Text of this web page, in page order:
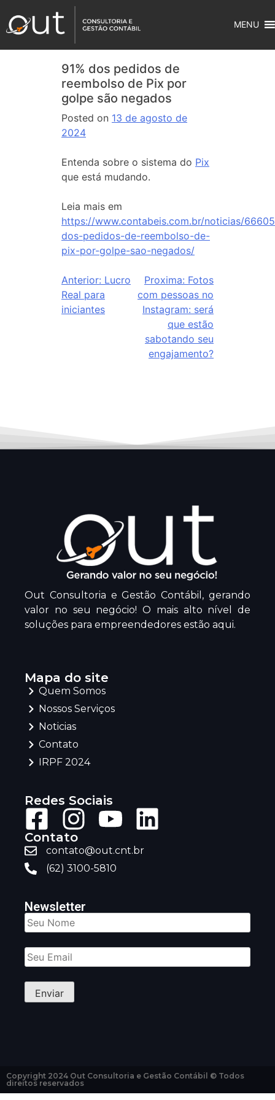
MENU
91% dos pedidos de
reembolso de Pix por
golpe são negados
Posted on 13 de agosto de
2024
Entenda sobre o sistema do Pix
que está mudando.
Leia mais em
https://www.contabeis.com.br/noticias/
dos-pedidos-de-reembolso-de-
pix-por-golpe-sao-negados/
Anterior: Lucro
Real para
iniciantes
Proxima: Fotos
com pessoas no
Instagram: será
que estão
sabotando seu
engajamento?
Out Consultoria e Gestão Contábil, gerando
valor no seu negócio! O mais alto nível de
soluções para empreendedores estão aqui.
Mapa do site
Quem Somos
Nossos Serviços
Noticias
Contato
IRPF 2024
Redes Sociais
Contato
contato@out.cnt.br
(62) 3100-5810
Newsletter
Copyright 2024 Out Consultoria e Gestão Contábil © Todos
direitos reservados